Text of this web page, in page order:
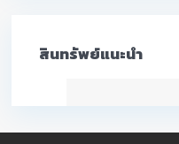
สินทรัพย์แนะนำ